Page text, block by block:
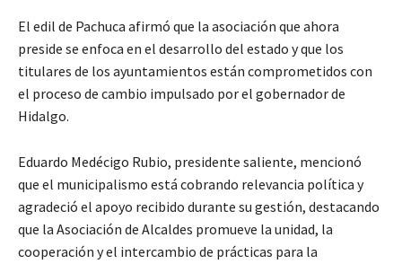
El edil de Pachuca afirmó que la asociación que ahora
preside se enfoca en el desarrollo del estado y que los
titulares de los ayuntamientos están comprometidos con
el proceso de cambio impulsado por el gobernador de
Hidalgo.
Eduardo Medécigo Rubio, presidente saliente, mencionó
que el municipalismo está cobrando relevancia política y
agradeció el apoyo recibido durante su gestión, destacando
que la Asociación de Alcaldes promueve la unidad, la
cooperación y el intercambio de prácticas para la